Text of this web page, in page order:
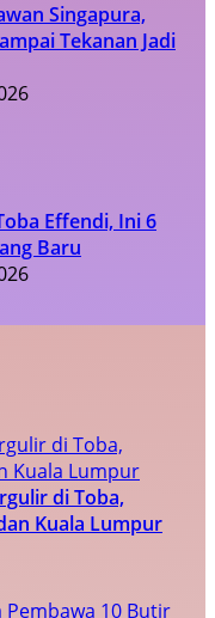
Singapura,
Tekanan Jadi
Effendi, Ini 6
Baru
di Toba,
Kuala Lumpur